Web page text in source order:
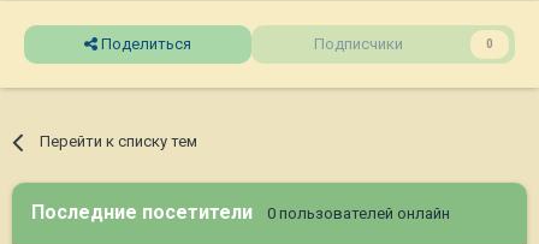
Поделиться Подписчики 0
Перейти к списку тем
Последние посетители 0 пользователей онлайн